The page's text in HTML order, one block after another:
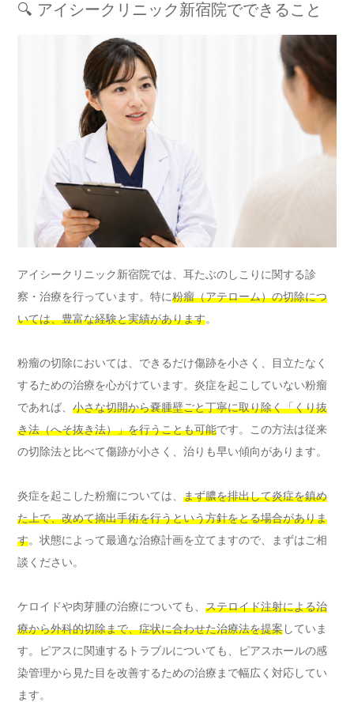
🔍 アイシークリニック新宿院でできること
アイシークリニック新宿院では、耳たぶのしこりに関する診
察・治療を行っています。特に粉瘤（アテローム）の切除につ
いては、豊富な経験と実績があります。
粉瘤の切除においては、できるだけ傷跡を小さく、目立たなく
するための治療を心がけています。炎症を起こしていない粉瘤
であれば、 小さな切開から嚢腫壁ごと丁寧に取り除く「くり抜
き法（へそ抜き法）」を行うことも可能です。この方法は従来
の切除法と比べて傷跡が小さく、治りも早い傾向があります。
炎症を起こした粉瘤については、 まず膿を排出して炎症を鎮め
た上で、改めて摘出手術を行うという方針をとる場合がありま
す。状態によって最適な治療計画を立てますので、まずはご相
談ください。
ケロイドや肉芽腫の治療についても、 ステロイド注射による治
療から外科的切除まで、症状に合わせた治療法を提案していま
す。ピアスに関連するトラブルについても、ピアスホールの感
染管理から見た目を改善するための治療まで幅広く対応してい
ます。